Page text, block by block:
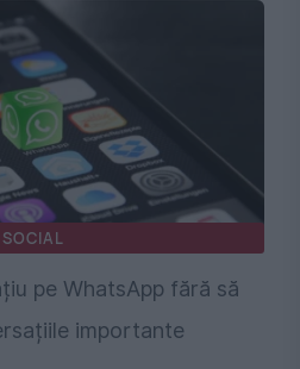
SOCIAL
pe WhatsApp fără să
importante